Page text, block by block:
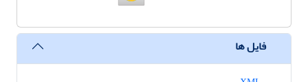
فایل ها